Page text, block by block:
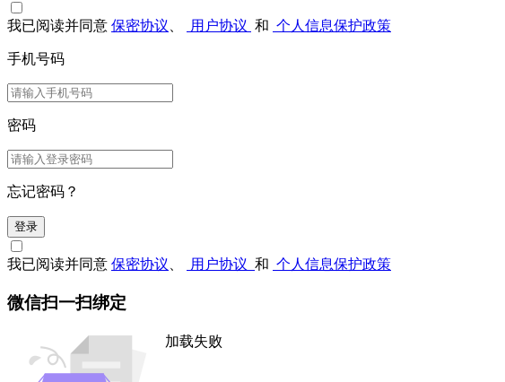
我已阅读并同意 保密协议 用户协议 和 个人信息保护政策
手机号码
密码
忘记密码？
登录
我已阅读并同意 保密协议 用户协议 和 个人信息保护政策
微信扫一扫绑定
加载失败